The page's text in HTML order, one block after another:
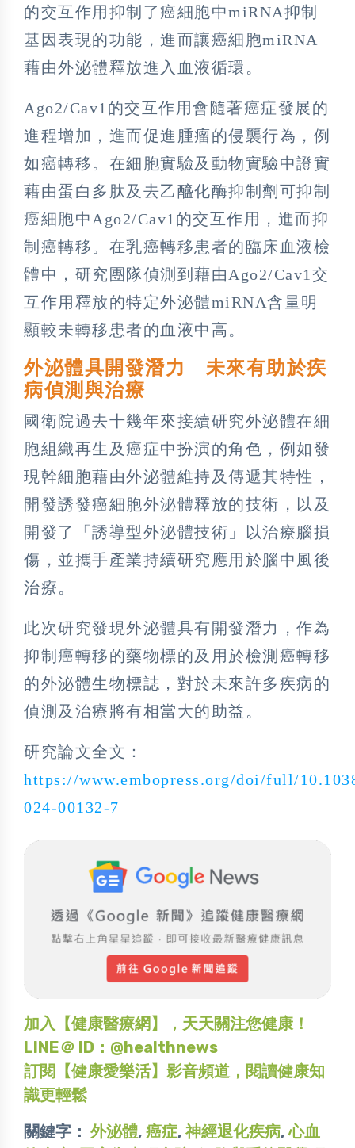
的交互作用抑制了癌細胞中miRNA抑制
基因表現的功能，進而讓癌細胞miRNA
藉由外泌體釋放進入血液循環。
Ago2/Cav1的交互作用會隨著癌症發展的
進程增加，進而促進腫瘤的侵襲行為，例
如癌轉移。在細胞實驗及動物實驗中證實
藉由蛋白多肽及去乙醯化酶抑制劑可抑制
癌細胞中Ago2/Cav1的交互作用，進而抑
制癌轉移。在乳癌轉移患者的臨床血液檢
體中，研究團隊偵測到藉由Ago2/Cav1交
互作用釋放的特定外泌體miRNA含量明
顯較未轉移患者的血液中高。
外泌體具開發潛力 未來有助於疾
病偵測與治療
國衛院過去十幾年來接續研究外泌體在細
胞組織再生及癌症中扮演的角色，例如發
現幹細胞藉由外泌體維持及傳遞其特性，
開發誘發癌細胞外泌體釋放的技術，以及
開發了「誘導型外泌體技術」以治療腦損
傷，並攜手產業持續研究應用於腦中風後
治療。
此次研究發現外泌體具有開發潛力，作為
抑制癌轉移的藥物標的及用於檢測癌轉移
的外泌體生物標誌，對於未來許多疾病的
偵測及治療將有相當大的助益。
研究論文全文：
https://www.embopress.org/doi/full/
024-00132-7
加入【健康醫療網】，天天關注您健康！
LINE＠ ID：@healthnews
訂閱【健康愛樂活】影音頻道，閱讀健康知
識更輕鬆
關鍵字： 外泌體, 癌症,神經退化疾病,心血